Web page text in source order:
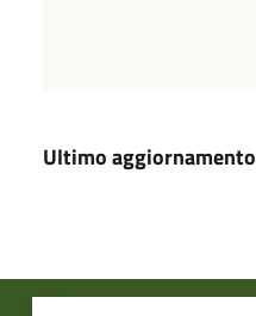
Ultimo aggiornamento